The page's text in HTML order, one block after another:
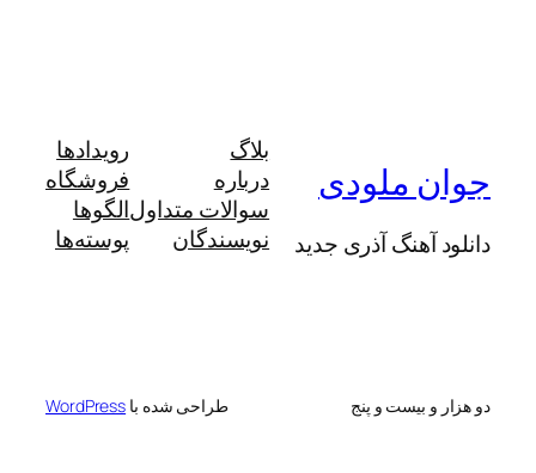
جوان ملودی
دانلود آهنگ آذری جدید
بلاگ
درباره
سوالات متداول
نویسندگان
رویدادها
فروشگاه
الگوها
پوسته‌ها
دو هزار و بیست و پنج طراحی شده با WordPress